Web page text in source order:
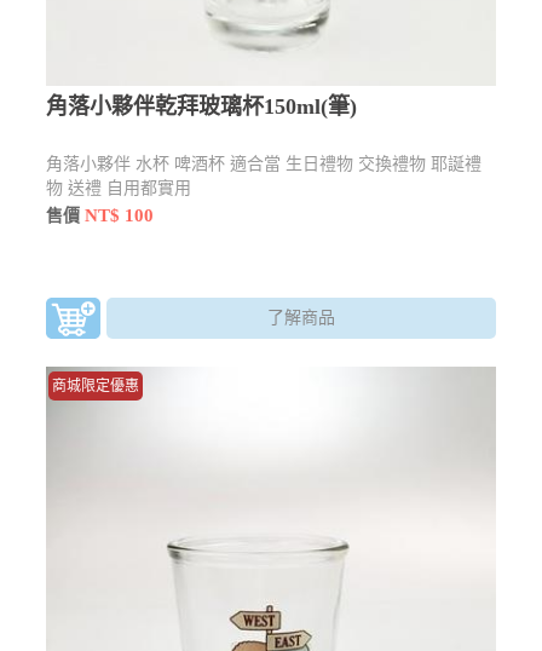
角落小夥伴乾拜玻璃杯150ml(筆)
角落小夥伴 水杯 啤酒杯 適合當 生日禮物 交換禮物 耶誕禮
物 送禮 自用都實用
售價NT$ 100
了解商品
商城限定優惠